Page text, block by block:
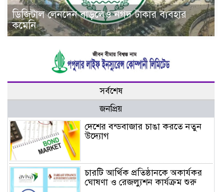
ডিজিটাল লেনদেন বাড়লেও নগদ টাকার ব্যবহার
কমেনি
সর্বশেষ
জনপ্রিয়
দেশের বন্ডবাজার চাঙা করতে নতুন
উদ্যোগ
চারটি আর্থিক প্রতিষ্ঠানকে অকার্যকর
ঘোষণা ও রেজল্যুশন কার্যক্রম শুরু